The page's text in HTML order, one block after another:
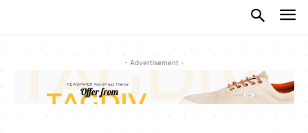
- Advertisement -